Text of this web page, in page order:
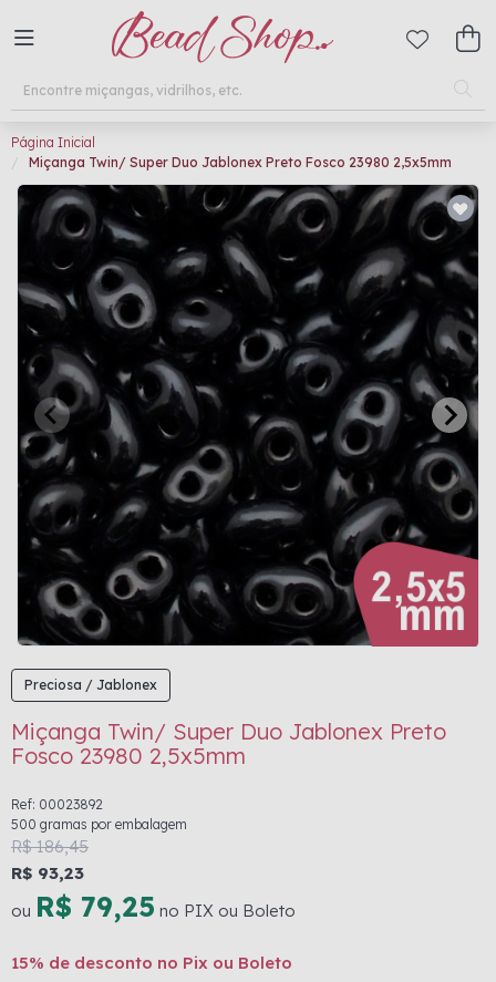
Página Inicial
Miçanga Twin/ Super Duo Jablonex Preto Fosco 23980 2,5x5mm
Preciosa / Jablonex
Miçanga Twin/ Super Duo Jablonex Preto
Fosco 23980 2,5x5mm
Ref: 00023892
500 gramas por embalagem
R$ 186,45
R$ 93,23
ou R$ 79,25 no PIX ou Boleto
15% de desconto no Pix ou Boleto